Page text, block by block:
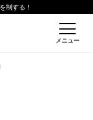
制する！
メニュー